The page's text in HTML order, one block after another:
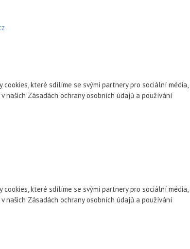
které sdílíme se svými partnery pro sociální média,
našich Zásadách ochrany osobních údajů a používání
které sdílíme se svými partnery pro sociální média,
našich Zásadách ochrany osobních údajů a používání